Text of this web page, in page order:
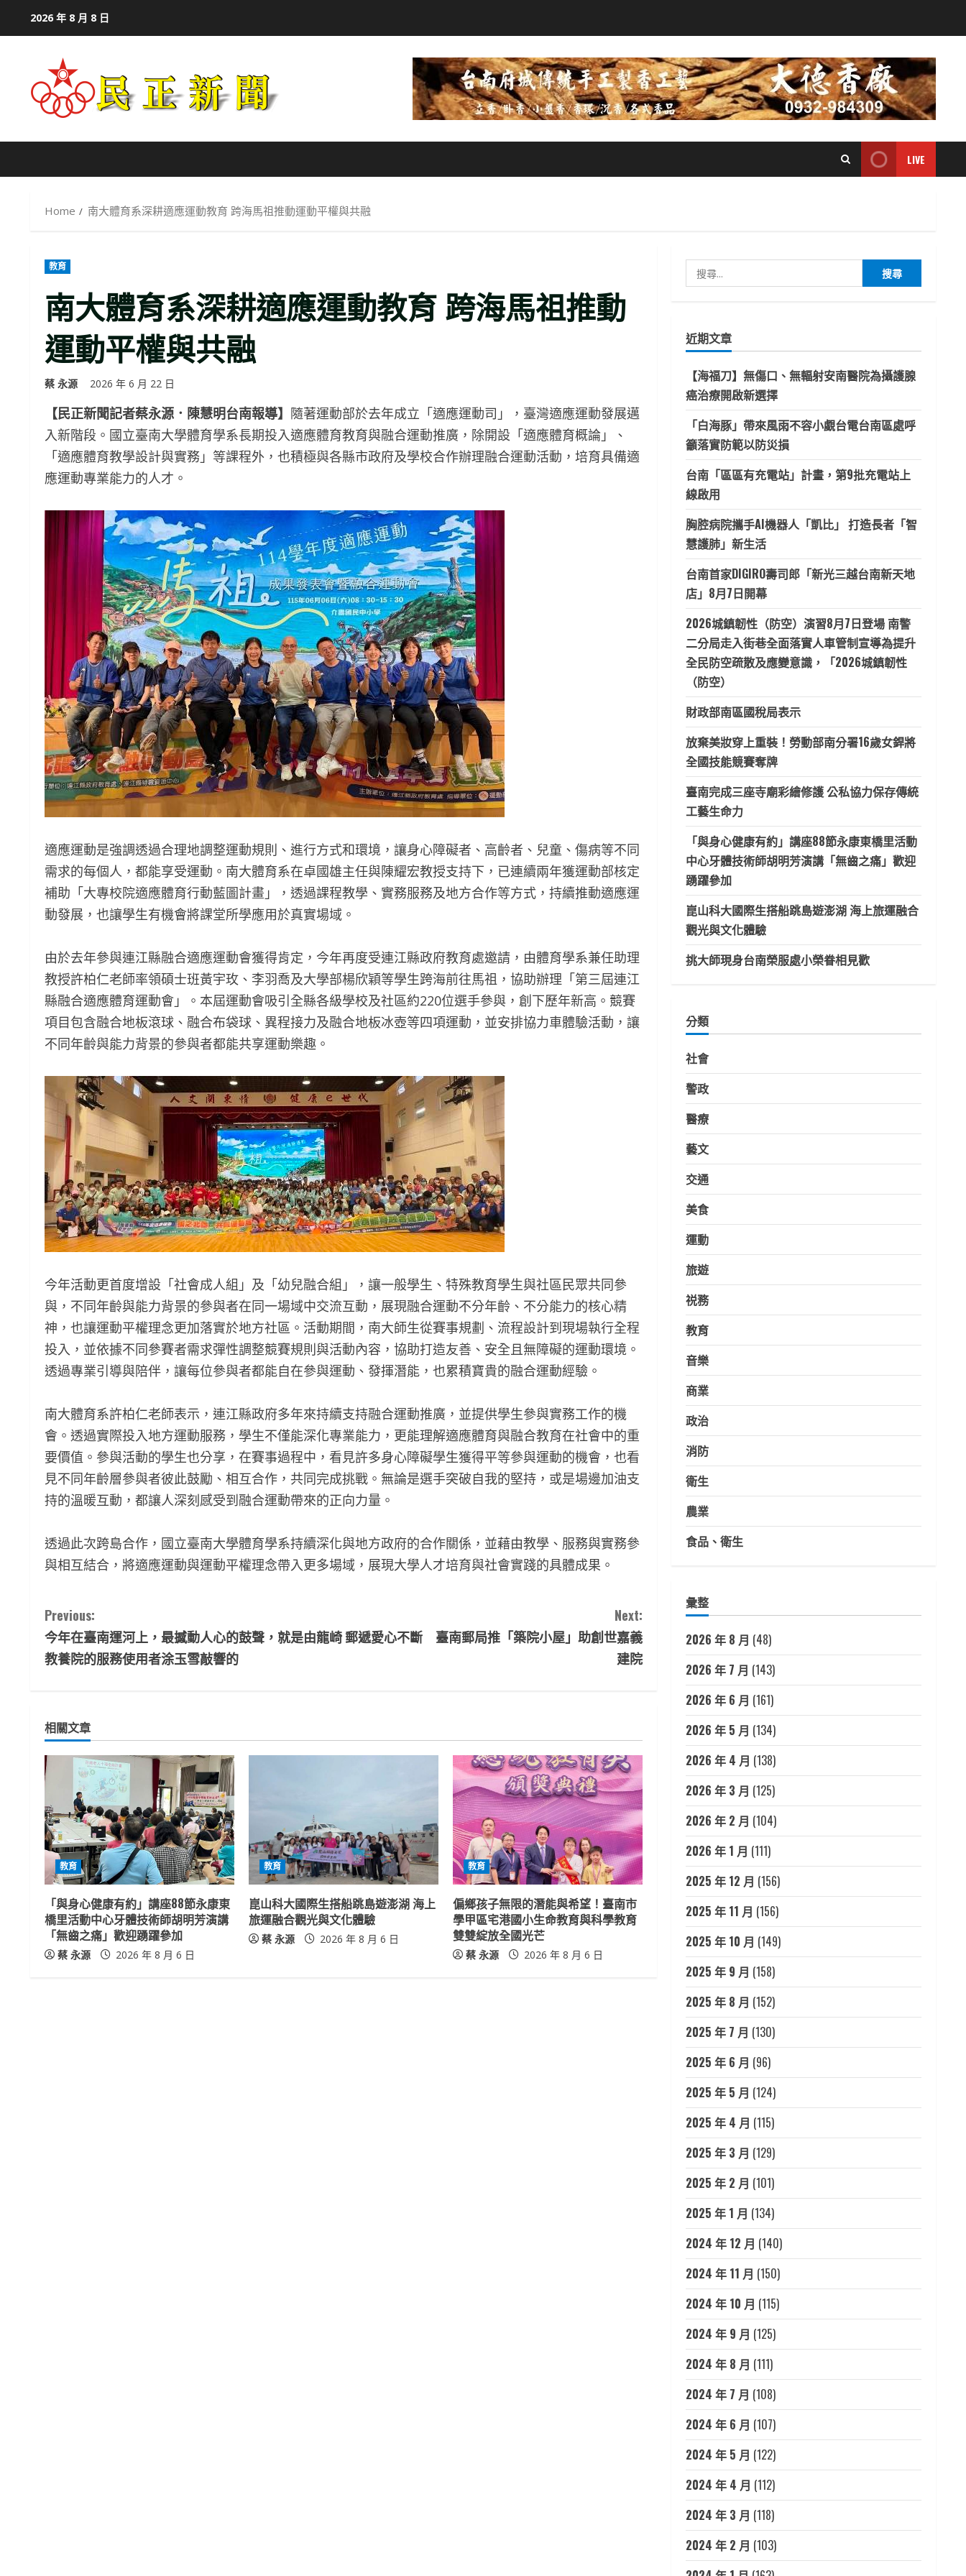
2026 年 8 月 8 日
LIVE
Home 南大體育系深耕適應運動教育 跨海馬祖推動運動平權與共融
教育
南大體育系深耕適應運動教育 跨海馬祖推動
運動平權與共融
蔡 永源 2026 年 6 月 22 日
【民正新聞記者蔡永源．陳慧明台南報導】 隨著運動部於去年成立「適應運動司」，臺灣適應運動發展邁
入新階段。國立臺南大學體育學系長期投入適應體育教育與融合運動推廣，除開設「適應體育概論」、
「適應體育教學設計與實務」等課程外，也積極與各縣市政府及學校合作辦理融合運動活動，培育具備適
應運動專業能力的人才。
適應運動是強調透過合理地調整運動規則、進行方式和環境，讓身心障礙者、高齡者、兒童、傷病等不同
需求的每個人，都能享受運動。南大體育系在卓國雄主任與陳耀宏教授支持下，已連續兩年獲運動部核定
補助「大專校院適應體育行動藍圖計畫」，透過課程教學、實務服務及地方合作等方式，持續推動適應運
動發展，也讓學生有機會將課堂所學應用於真實場域。
由於去年參與連江縣融合適應運動會獲得肯定，今年再度受連江縣政府教育處邀請，由體育學系兼任助理
教授許柏仁老師率領碩士班黃宇玫、李羽喬及大學部楊欣穎等學生跨海前往馬祖，協助辦理「第三屆連江
縣融合適應體育運動會」。本屆運動會吸引全縣各級學校及社區約220位選手參與，創下歷年新高。競賽
項目包含融合地板滾球、融合布袋球、異程接力及融合地板冰壺等四項運動，並安排協力車體驗活動，讓
不同年齡與能力背景的參與者都能共享運動樂趣。
今年活動更首度增設「社會成人組」及「幼兒融合組」，讓一般學生、特殊教育學生與社區民眾共同參
與，不同年齡與能力背景的參與者在同一場域中交流互動，展現融合運動不分年齡、不分能力的核心精
神，也讓運動平權理念更加落實於地方社區。活動期間，南大師生從賽事規劃、流程設計到現場執行全程
投入，並依據不同參賽者需求彈性調整競賽規則與活動內容，協助打造友善、安全且無障礙的運動環境。
透過專業引導與陪伴，讓每位參與者都能自在參與運動、發揮潛能，也累積寶貴的融合運動經驗。
南大體育系許柏仁老師表示，連江縣政府多年來持續支持融合運動推廣，並提供學生參與實務工作的機
會。透過實際投入地方運動服務，學生不僅能深化專業能力，更能理解適應體育與融合教育在社會中的重
要價值。參與活動的學生也分享，在賽事過程中，看見許多身心障礙學生獲得平等參與運動的機會，也看
見不同年齡層參與者彼此鼓勵、相互合作，共同完成挑戰。無論是選手突破自我的堅持，或是場邊加油支
持的溫暖互動，都讓人深刻感受到融合運動帶來的正向力量。
透過此次跨島合作，國立臺南大學體育學系持續深化與地方政府的合作關係，並藉由教學、服務與實務參
與相互結合，將適應運動與運動平權理念帶入更多場域，展現大學人才培育與社會實踐的具體成果。
C
o
i
n
u
e
R
e
a
d
Previous:
今年在臺南運河上，最撼動人心的鼓聲，就是由龍崎
教養院的服務使用者涂玉雪敲響的
Next:
郵遞愛心不斷 臺南郵局推「築院小屋」助創世嘉義
建院
相關文章
教育
「與身心健康有約」講座88節永康東
橋里活動中心牙體技術師胡明芳演講
「無齒之痛」歡迎踴躍參加
蔡 永源 2026 年 8 月 6 日
教育
崑山科大國際生搭船跳島遊澎湖 海上
旅運融合觀光與文化體驗
蔡 永源 2026 年 8 月 6 日
教育
偏鄉孩子無限的潛能與希望！臺南市
學甲區宅港國小生命教育與科學教育
雙雙綻放全國光芒
蔡 永源 2026 年 8 月 6 日
尋
字:
近期文章
【海福刀】無傷口、無輻射安南醫院為攝護腺
癌治療開啟新選擇
「白海豚」帶來風雨不容小覷台電台南區處呼
籲落實防範以防災損
台南「區區有充電站」計畫，第9批充電站上
線啟用
胸腔病院攜手AI機器人「凱比」 打造長者「智
慧護肺」新生活
台南首家DIGIRO壽司郎「新光三越台南新天地
店」8月7日開幕
2026城鎮韌性（防空）演習8月7日登場 南警
二分局走入街巷全面落實人車管制宣導為提升
全民防空疏散及應變意識，「2026城鎮韌性
（防空）
財政部南區國稅局表示
放棄美妝穿上重裝！勞動部南分署16歲女銲將
全國技能競賽奪牌
臺南完成三座寺廟彩繪修護 公私協力保存傳統
工藝生命力
「與身心健康有約」講座88節永康東橋里活動
中心牙體技術師胡明芳演講「無齒之痛」歡迎
踴躍參加
崑山科大國際生搭船跳島遊澎湖 海上旅運融合
觀光與文化體驗
挑大師現身台南榮服處小榮眷相見歡
分類
社會
警政
醫療
藝文
交通
美食
運動
旅遊
祱務
教育
音樂
商業
政治
消防
衛生
農業
食品、衛生
彙整
2026 年 8 月 (48)
2026 年 7 月 (143)
2026 年 6 月 (161)
2026 年 5 月 (134)
2026 年 4 月 (138)
2026 年 3 月 (125)
2026 年 2 月 (104)
2026 年 1 月 (111)
2025 年 12 月 (156)
2025 年 11 月 (156)
2025 年 10 月 (149)
2025 年 9 月 (158)
2025 年 8 月 (152)
2025 年 7 月 (130)
2025 年 6 月 (96)
2025 年 5 月 (124)
2025 年 4 月 (115)
2025 年 3 月 (129)
2025 年 2 月 (101)
2025 年 1 月 (134)
2024 年 12 月 (140)
2024 年 11 月 (150)
2024 年 10 月 (115)
2024 年 9 月 (125)
2024 年 8 月 (111)
2024 年 7 月 (108)
2024 年 6 月 (107)
2024 年 5 月 (122)
2024 年 4 月 (112)
2024 年 3 月 (118)
2024 年 2 月 (103)